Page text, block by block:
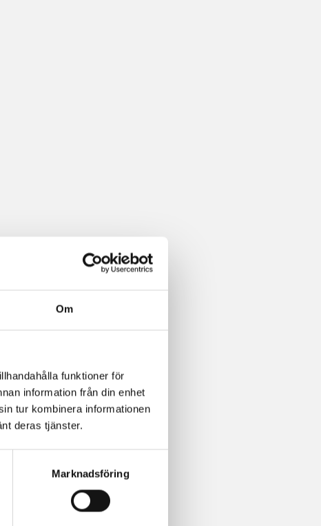
Om
funktioner för
information från din enhet
tur kombinera informationen
deras tjänster.
Marknadsföring